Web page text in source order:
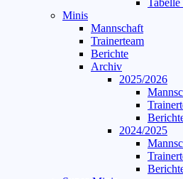
Minis
Mannschaft
Trainerteam
Berichte
Archiv
2025/2026
2024/2025